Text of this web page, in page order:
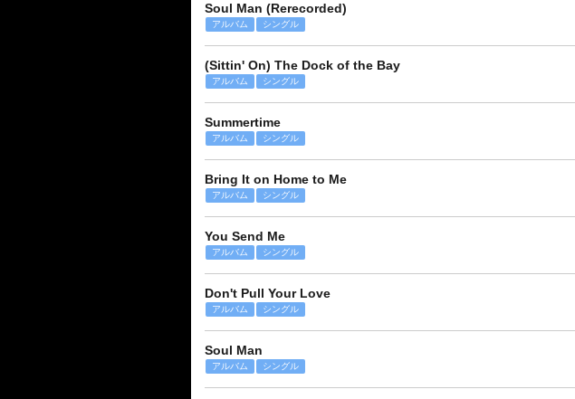
Soul Man (Rerecorded)
アルバム シングル
(Sittin' On) The Dock of the Bay
アルバム シングル
Summertime
アルバム シングル
Bring It on Home to Me
アルバム シングル
You Send Me
アルバム シングル
Don't Pull Your Love
アルバム シングル
Soul Man
アルバム シングル